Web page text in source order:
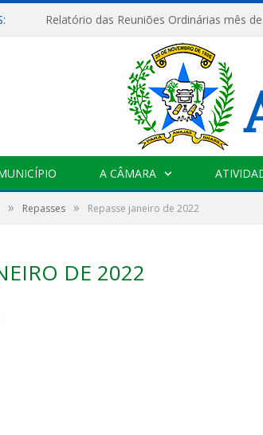
Relatório das Reuniões Ordinárias mês
A CÂMARA
» Repasses » Repasse janeiro de 2022
DE 2022